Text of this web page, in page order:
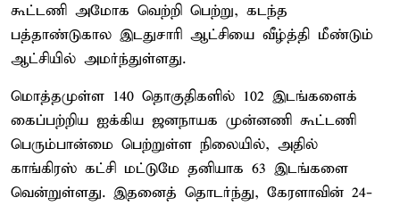
கூட்டணி அமோக வெற்றி பெற்று, கடந்த
பத்தாண்டுகால இடதுசாரி ஆட்சியை வீழ்த்தி மீண்டும்
ஆட்சியில் அமர்ந்துள்ளது.
மொத்தமுள்ள 140 தொகுதிகளில் 102 இடங்களைக்
கைப்பற்றிய ஐக்கிய ஜனநாயக முன்னணி கூட்டணி
பெரும்பான்மை பெற்றுள்ள நிலையில், அதில்
காங்கிரஸ் கட்சி மட்டுமே தனியாக 63 இடங்களை
வென்றுள்ளது. இதனைத் தொடர்ந்து, கேரளாவின் 24-